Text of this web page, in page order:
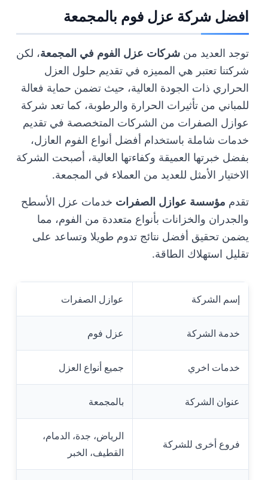
افضل شركة عزل فوم بالمجمعة
توجد العديد من شركات عزل الفوم في المجمعة، لكن
شركتنا تعتبر هي المميزه في تقديم حلول العزل
الحراري ذات الجودة العالية، حيث تضمن حماية فعالة
للمباني من تأثيرات الحرارة والرطوبة، كما تعد شركة
عوازل الصفرات من الشركات المتخصصة في تقديم
خدمات شاملة باستخدام أفضل أنواع الفوم العازل،
بفضل خبرتها العميقة وكفاءتها العالية، أصبحت الشركة
الاختيار الأمثل للعديد من العملاء في المجمعة.
تقدم مؤسسة عوازل الصفرات خدمات عزل الأسطح
والجدران والخزانات بأنواع متعددة من الفوم، مما
يضمن تحقيق أفضل نتائج تدوم طويلا وتساعد على
تقليل استهلاك الطاقة.
إسم الشركة عوازل الصفرات
خدمة الشركة عزل فوم
خدمات اخري جميع أنواع العزل
عنوان الشركة بالمجمعة
فروع أخرى للشركة
الرياض، جدة، الدمام،
القطيف، الخبر